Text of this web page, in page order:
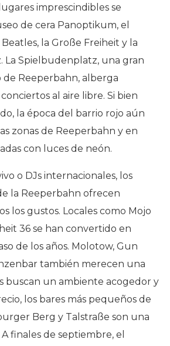
imprescindibles se
de cera Panoptikum, el
la Große Freiheit y la
La Spielbudenplatz, una gran
Reeperbahn, alberga
al aire libre. Si bien
la época del barrio rojo aún
zonas de Reeperbahn y en
con luces de neón.
o DJs internacionales, los
la Reeperbahn ofrecen
los gustos. Locales como Mojo
36 ​​se han convertido en
de los años. Molotow, Gun
también merecen una
buscan un ambiente acogedor y
los bares más pequeños de
Berg y Talstraße son una
finales de septiembre, el